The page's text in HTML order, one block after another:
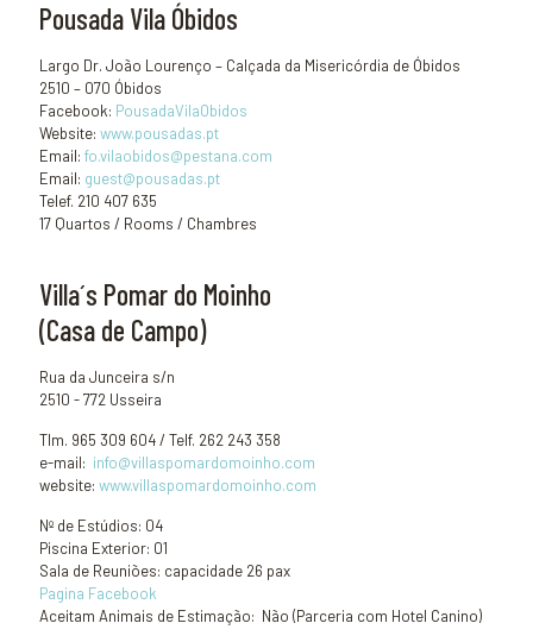
Pousada Vila Óbidos
Largo Dr. João Lourenço – Calçada da Misericórdia de Óbidos
2510 – 070 Óbidos
Facebook: PousadaVilaObidos
Website: www.pousadas.pt
Email: fo.vilaobidos@pestana.com
Email: guest@pousadas.pt
Telef. 210 407 635
17 Quartos / Rooms / Chambres
Villa´s Pomar do Moinho
(Casa de Campo)
Rua da Junceira s/n
2510 - 772 Usseira
Tlm. 965 309 604 / Telf. 262 243 358
e-mail: info@villaspomardomoinho.com
website: www.villaspomardomoinho.com
Nº de Estúdios: 04
Piscina Exterior: 01
Sala de Reuniões: capacidade 26 pax
Pagina Facebook
Aceitam Animais de Estimação: Não (Parceria com Hotel Canino)